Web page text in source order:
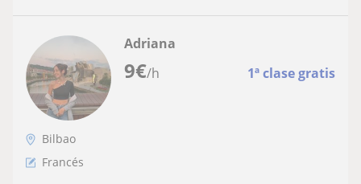
9€/h 1ª clase gratis
Adriana
Bilbao
Francés